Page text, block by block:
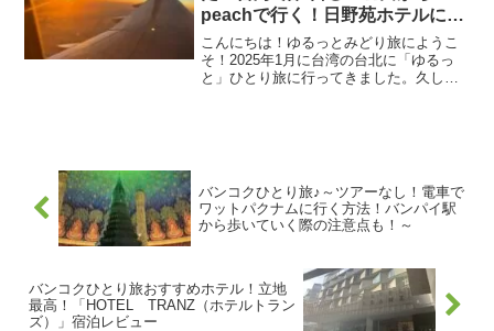
ても楽しみ！
peachで行く！日野苑ホテルに宿
泊～
こんにちは！ゆるっとみどり旅にようこ
そ！2025年1月に台湾の台北に「ゆるっ
と」ひとり旅に行ってきました。久しぶ
バンコクひとり旅♪～ツアーなし！電車で
ワットパクナムに行く方法！バンパイ駅
から歩いていく際の注意点も！～
バンコクひとり旅おすすめホテル！立地
最高！「HOTEL TRANZ（ホテルトラン
ズ）」宿泊レビュー